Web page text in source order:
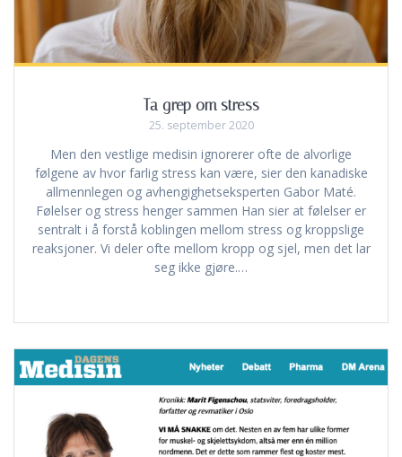
Ta grep om stress
25. september 2020
Men den vestlige medisin ignorerer ofte de alvorlige
følgene av hvor farlig stress kan være, sier den kanadiske
allmennlegen og avhengighetseksperten Gabor Maté.
Følelser og stress henger sammen Han sier at følelser er
sentralt i å forstå koblingen mellom stress og kroppslige
reaksjoner. Vi deler ofte mellom kropp og sjel, men det lar
seg ikke gjøre.…